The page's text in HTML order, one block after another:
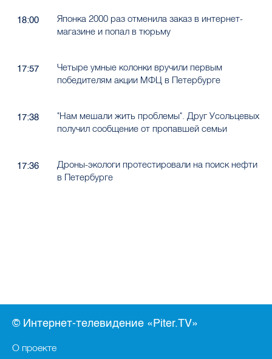
18:00
Японка 2000 раз отменила заказ в интернет-
магазине и попал в тюрьму
17:57
Четыре умные колонки вручили первым
победителям акции МФЦ в Петербурге
17:38
"Нам мешали жить проблемы". Друг Усольцевых
получил сообщение от пропавшей семьи
17:36
Дроны-экологи протестировали на поиск нефти
в Петербурге
© Интернет-телевидение «Piter.TV»
О проекте